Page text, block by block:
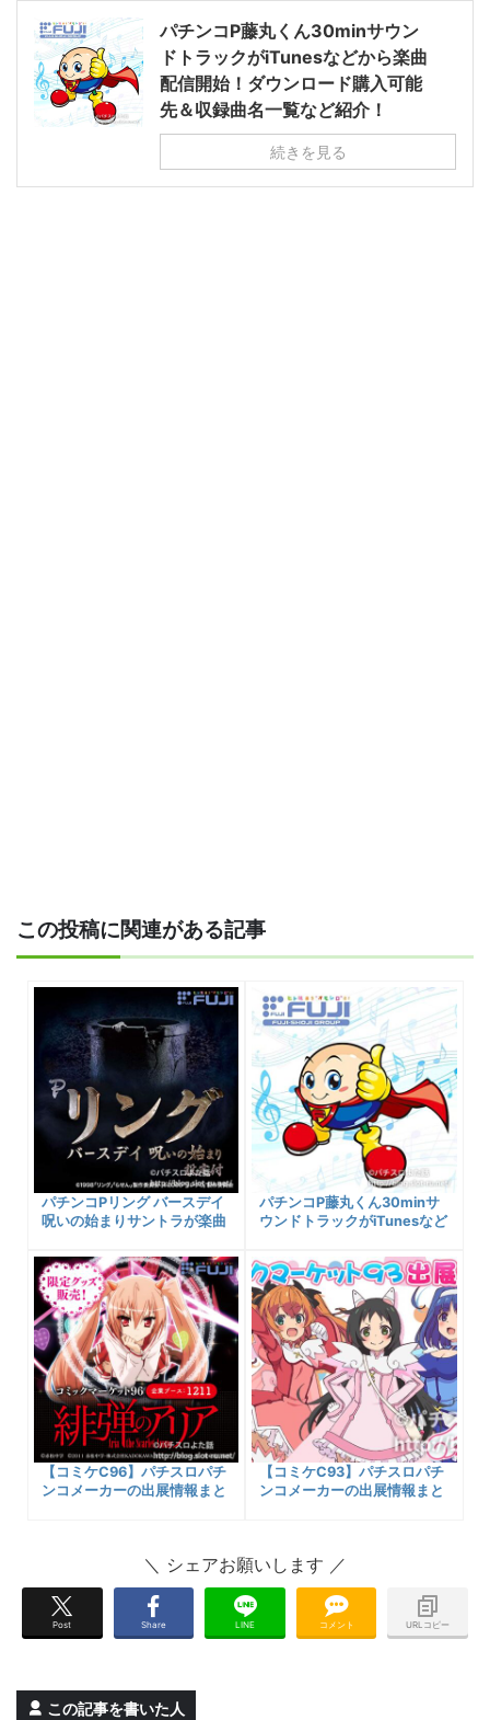
パチンコP藤丸くん30minサウン
ドトラックがiTunesなどから楽曲
配信開始！ダウンロード購入可能
先＆収録曲名一覧など紹介！
続きを見る
この投稿に関連がある記事
パチンコPリング バースデイ
呪いの始まりサントラが楽曲
可能先まとめ・収録曲一覧な
ど紹介！
パチンコP藤丸くん30minサ
ウンドトラックがiTunesなど
ード購入可能先＆収録曲名一
覧など紹介！
【コミケC96】パチスロパチ
ンコメーカーの出展情報まと
【コミケC93】パチスロパチ
ンコメーカーの出展情報まと
Post Share LINE コメント URLコピー
この記事を書いた人